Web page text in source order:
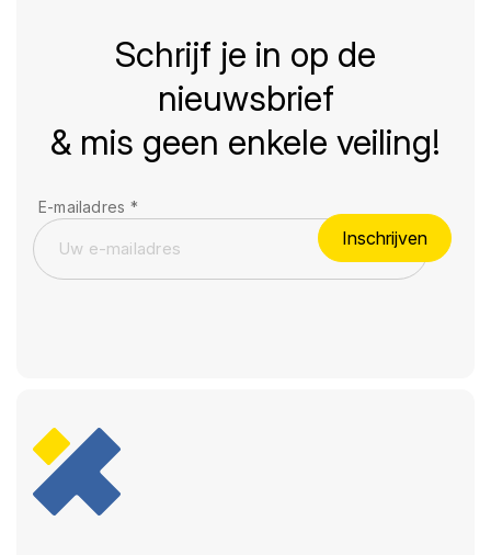
Schrijf je in op de
nieuwsbrief
& mis geen enkele veiling!
E-mailadres *
Inschrijven